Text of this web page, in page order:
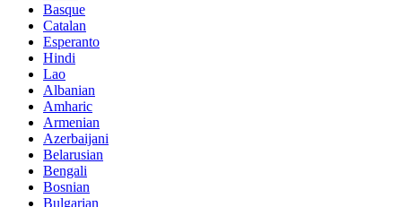
Basque
Catalan
Esperanto
Hindi
Lao
Albanian
Amharic
Armenian
Azerbaijani
Belarusian
Bengali
Bosnian
Bulgarian